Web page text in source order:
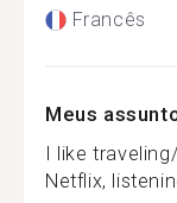
Francês
Meus
I like
Netflix,